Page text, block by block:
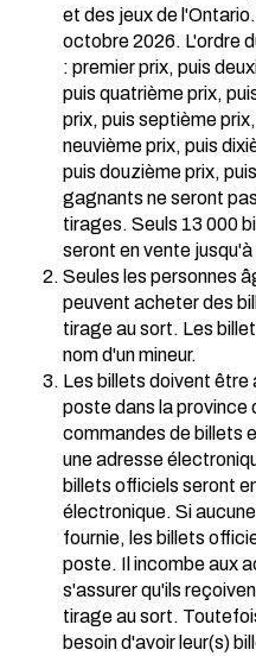
et des jeux de
octobre 2026. L'ordre
: premier prix, puis
puis quatrième prix,
prix, puis septième
neuvième prix, puis
puis douzième prix,
gagnants ne seront
tirages. Seuls 13 000
seront en vente
Seules les personnes
peuvent acheter des
tirage au sort. Les
nom d'un mineur.
Les billets doivent être
poste dans la province
commandes de billets
une adresse
billets officiels seront
électronique. Si
fournie, les billets
poste. Il incombe aux
s'assurer qu'ils
tirage au sort.
besoin d'avoir leur(s)